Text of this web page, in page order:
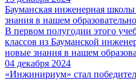
Бауманская инженерная
знания в нашем
В первом полугодии этого
классов из Бауманской
новые знания в нашем
04 декабря 2024
«Инжинириум» стал